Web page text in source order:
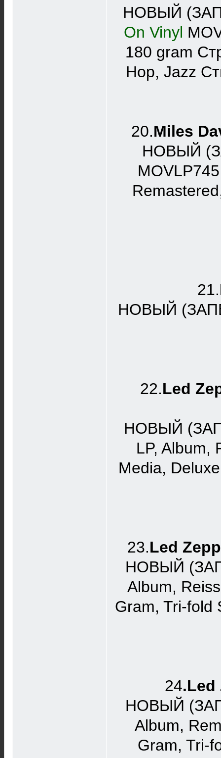
НОВЫЙ
On Vinyl
180 gram
Hop, Jazz
20.Miles
НОВЫЙ
21.
НОВЫЙ
22.Led
НОВЫЙ
LP, Album,
Media,
23.Led
НОВЫЙ
Album,
Gram, Tri-fold
24.Led
НОВЫЙ
Album,
Gram, Tri-